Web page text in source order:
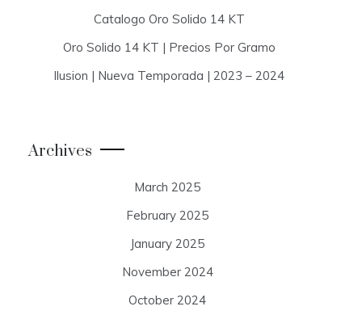
Catalogo Oro Solido 14 KT
Oro Solido 14 KT | Precios Por Gramo
Ilusion | Nueva Temporada | 2023 – 2024
Archives
March 2025
February 2025
January 2025
November 2024
October 2024